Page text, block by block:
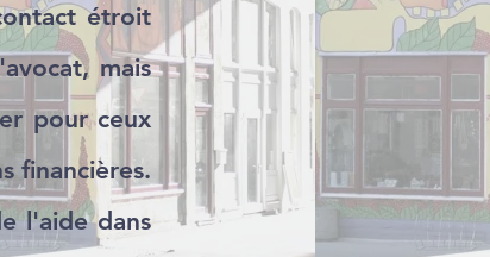
étroit
mais
pour ceux
financières.
l'aide dans